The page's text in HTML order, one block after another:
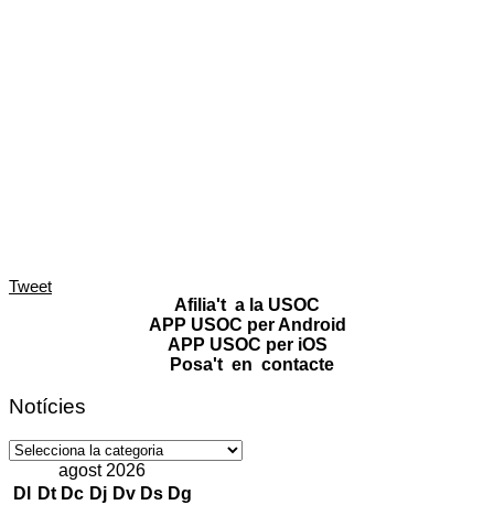
Tweet
Afilia't a la USOC
APP USOC per Android
APP USOC per iOS
Posa't en contacte
Notícies
Notícies
agost 2026
Dl
Dt Dc Dj Dv Ds Dg